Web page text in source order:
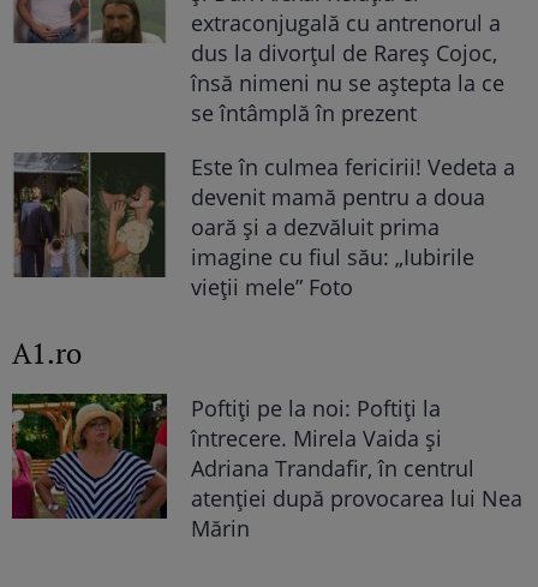
extraconjugală cu antrenorul a
dus la divorțul de Rareș Cojoc,
însă nimeni nu se aștepta la ce
se întâmplă în prezent
Este în culmea fericirii! Vedeta a
devenit mamă pentru a doua
oară și a dezvăluit prima
imagine cu fiul său: „Iubirile
vieții mele” Foto
A1.ro
Poftiți pe la noi: Poftiți la
întrecere. Mirela Vaida și
Adriana Trandafir, în centrul
atenției după provocarea lui Nea
Mărin